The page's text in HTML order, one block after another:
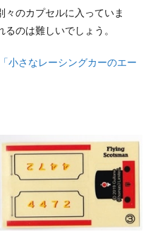
々のカプセルに入っていま
のは難しいでしょう。
小さなレーシングカーのエー